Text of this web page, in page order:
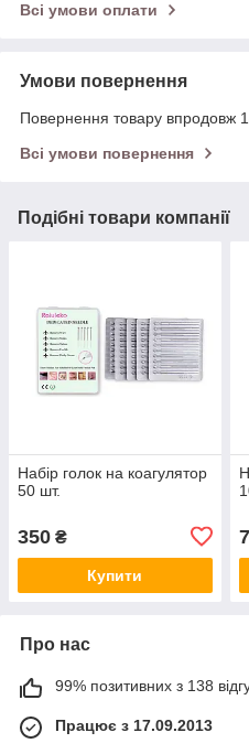
Всі умови оплати
Умови повернення
Повернення товару впродовж
Всі умови повернення
Подібні товари компанії
Набір голок на коагулятор
50 шт.
350 ₴
Купити
Про нас
99% позитивних з 138
Працює з 17.09.2013